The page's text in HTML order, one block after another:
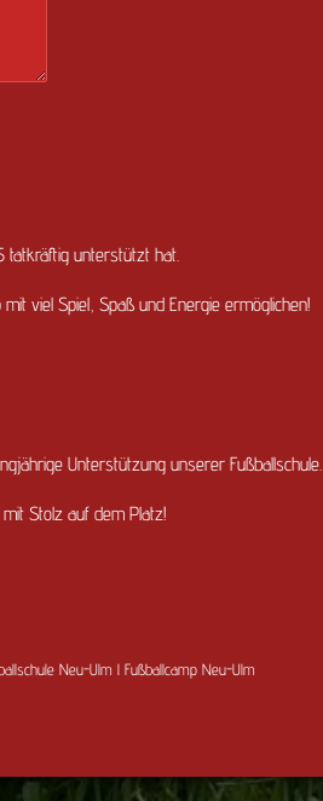
tatkräftig unterstützt hat.
viel Spiel, Spaß und Energie ermöglichen!
Unterstützung unserer Fußballschule.
Stolz auf dem Platz!
Neu-Ulm l Fußballcamp Neu-Ulm